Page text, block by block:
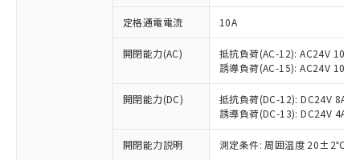
定格通電電流 10A
開閉能力(AC)
抵抗負荷(AC-12): AC24V 10A/
誘導負荷(AC-15): AC24V
開閉能力(DC)
抵抗負荷(DC-12): DC24V 8A/
誘導負荷(DC-13): DC24V 4A/
開閉能力説明 測定条件: 周囲温度 20±2℃、
ご利用条件
以下の条件をお読みいただき、同意のうえ
ご利用ください。
対応済み：EU RoHS指令（10物質）の
非含有に対応した製品が提供可能な商品で
対応予定：EU RoHS指令（10物質）の非含
有に対応した製品に切り替える予定のある
対応予定なし：EU RoHS指令（10物質）の
非含有に非対応の商品で、対応品を出す予